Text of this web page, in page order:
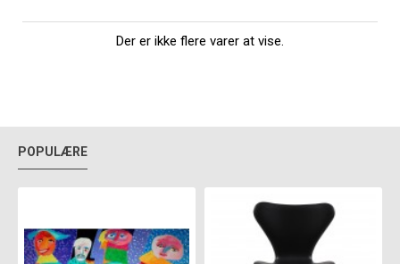
Der er ikke flere varer at vise.
POPULÆRE